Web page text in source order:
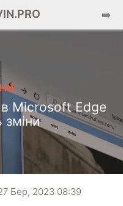
➡️
в Microsoft Edge
Бер, 2023 08:39